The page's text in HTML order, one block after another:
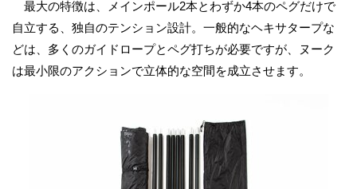
最大の特徴は、メインポール2本とわずか4本のペグだけで
自立する、独自のテンション設計。一般的なヘキサタープな
どは、多くのガイドロープとペグ打ちが必要ですが、ヌーク
は最小限のアクションで立体的な空間を成立させます。